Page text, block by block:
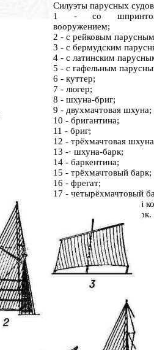
Силуэты парусных
1 - со
вооружением;
2 - с рейковым
3 - с бермудским
4 - с латинским
5 - с гафельным
6 - куттер;
7 - люгер;
8 - шхуна-бриг;
9 - двухмачтовая шхуна;
10 - бригантина;
11 - бриг;
12 - трёхмачтовая
13 -· шхуна-барк;
14 - баркентина;
15 - трёхмачтовый барк;
16 - фрегат;
17 - четырёхмачтовый
18 - четырёхмачтовый
19 - пятимачтовый барк.